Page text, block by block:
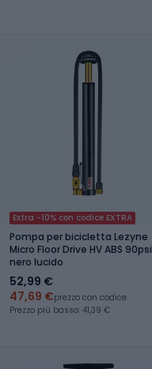
Extra -10% con codice EXTRA
Pompa per bicicletta Lezyne
Micro Floor Drive HV ABS 90psi
nero lucido
52,99 €
47,69 €prezzo con codice
Prezzo più basso: 41,39 €